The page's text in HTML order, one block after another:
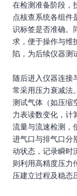
在检测准备阶段，
点核查系统各组件
识标签是否准确。
求，便于操作与维
陷，为后续仪器测
随后进入仪器连接
常采用压力衰减法
测试气体（如压缩
力表读数变化，计
流量与流速检测，
进气口与排气口分
动状态，记录瞬时
则利用高精度压力
压建立过程及稳态